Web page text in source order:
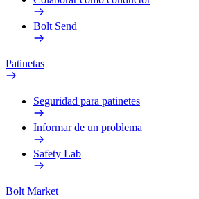
Bolt Send
Patinetas
Seguridad para patinetes
Informar de un problema
Safety Lab
Bolt Market